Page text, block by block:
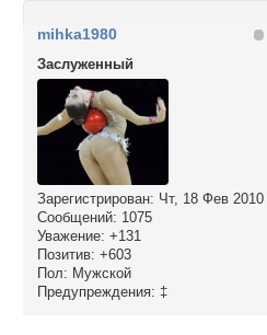
mihka1980
Заслуженный
Зарегистрирован: Чт, 18 Фев 2010
Сообщений: 1075
Уважение: +131
Позитив: +603
Пол: Мужской
Предупреждения: ‡